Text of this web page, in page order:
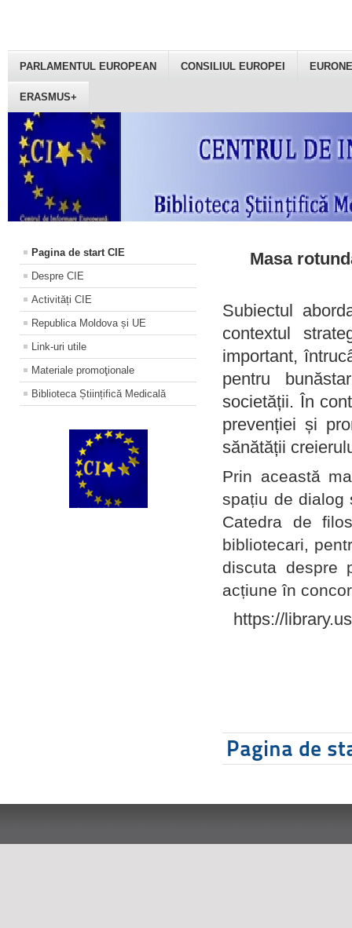
PARLAMENTUL EUROPEAN CONSILIUL EUROPEI
ERASMUS+
Pagina de start CIE
Despre CIE
Activități CIE
Republica Moldova și UE
Link-uri utile
Materiale promoţionale
Biblioteca Științifică Medicală
Masa
Subiectul
contextul
important,
pentru
societății. În
prevenției și
sănătății
Prin această
spațiu de dialog
Catedra de
bibliotecari,
discuta despre
acțiune în
https://
Pagina de